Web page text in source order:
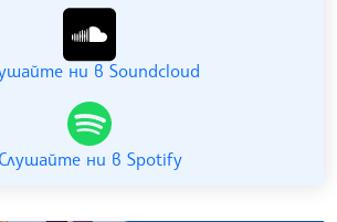
ни в Soundcloud
Слушайте ни в Spotify